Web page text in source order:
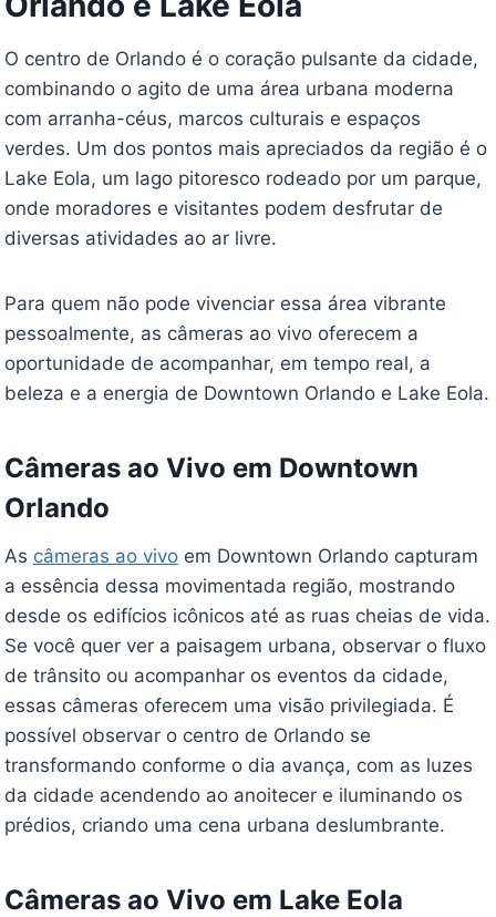
O centro de Orlando é o coração pulsante da cidade,
combinando o agito de uma área urbana moderna
com arranha-céus, marcos culturais e espaços
verdes. Um dos pontos mais apreciados da região é o
Lake Eola, um lago pitoresco rodeado por um parque,
onde moradores e visitantes podem desfrutar de
diversas atividades ao ar livre.
Para quem não pode vivenciar essa área vibrante
pessoalmente, as câmeras ao vivo oferecem a
oportunidade de acompanhar, em tempo real, a
beleza e a energia de Downtown Orlando e Lake Eola.
Câmeras ao Vivo em Downtown
Orlando
As câmeras ao vivo em Downtown Orlando capturam
a essência dessa movimentada região, mostrando
desde os edifícios icônicos até as ruas cheias de vida.
Se você quer ver a paisagem urbana, observar o fluxo
de trânsito ou acompanhar os eventos da cidade,
essas câmeras oferecem uma visão privilegiada. É
possível observar o centro de Orlando se
transformando conforme o dia avança, com as luzes
da cidade acendendo ao anoitecer e iluminando os
prédios, criando uma cena urbana deslumbrante.
Câmeras ao Vivo em Lake Eola